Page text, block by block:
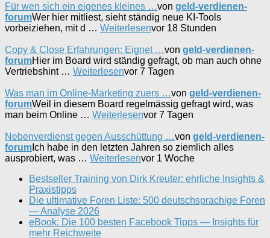
Für wen sich ein eigenes kleines …von geld-verdienen-
forumWer hier mitliest, sieht ständig neue KI-Tools
vorbeiziehen, mit d … Weiterlesenvor 18 Stunden
Copy & Close Erfahrungen: Eignet …von geld-verdienen-
forumHier im Board wird ständig gefragt, ob man auch ohne
Vertriebshint … Weiterlesenvor 7 Tagen
Was man im Online-Marketing zuers …von geld-verdienen-
forumWeil in diesem Board regelmässig gefragt wird, was
man beim Online … Weiterlesenvor 7 Tagen
Nebenverdienst gegen Ausschüttung …von geld-verdienen-
forum Ich habe in den letzten Jahren so ziemlich alles
ausprobiert, was … Weiterlesenvor 1 Woche
Bestseller Training von Dirk Kreuter: ehrliche Insights &
Praxistipps
Die ultimative Foren Liste: 500 deutschsprachige Foren
— Analyse 2026
eBook: Die 100 besten Facebook Tipps — Insights für
mehr Reichweite